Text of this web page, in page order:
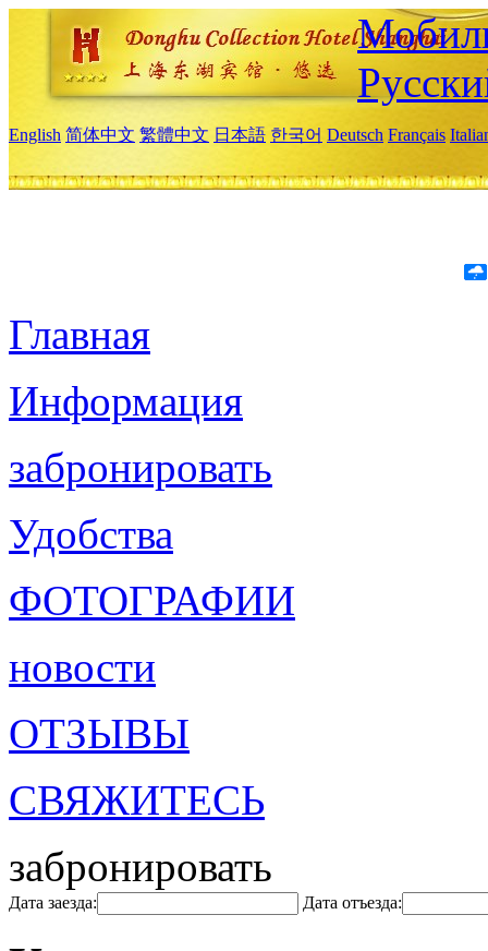
English 简体中文 繁體中文 日本語 한국어 Deutsch Français
Главная
Информация
забронировать
Удобства
ФОТОГРАФИИ
новости
ОТЗЫВЫ
СВЯЖИТЕСЬ
забронировать
Дата заезда: Дата отъезда: